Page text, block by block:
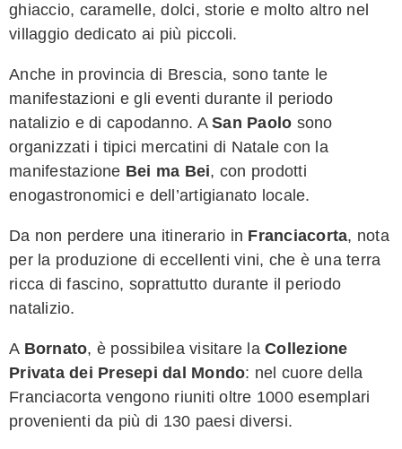
ghiaccio, caramelle, dolci, storie e molto altro nel
villaggio dedicato ai più piccoli.
Anche in provincia di Brescia, sono tante le
manifestazioni e gli eventi durante il periodo
natalizio e di capodanno. A San Paolo sono
organizzati i tipici mercatini di Natale con la
manifestazione Bei ma Bei, con prodotti
enogastronomici e dell’artigianato locale.
Da non perdere una itinerario in Franciacorta, nota
per la produzione di eccellenti vini, che è una terra
ricca di fascino, soprattutto durante il periodo
natalizio.
A Bornato, è possibilea visitare la Collezione
Privata dei Presepi dal Mondo: nel cuore della
Franciacorta vengono riuniti oltre 1000 esemplari
provenienti da più di 130 paesi diversi.